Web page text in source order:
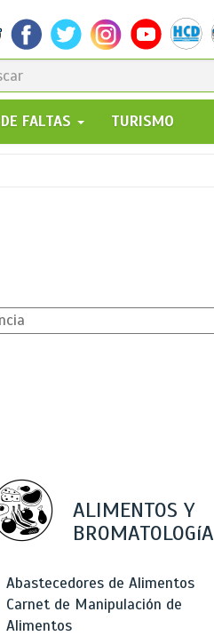
FALTAS TURISMO
ALIMENTOS Y
BROMATOLOGíA
Abastecedores de Alimentos
Carnet de Manipulación de
Alimentos